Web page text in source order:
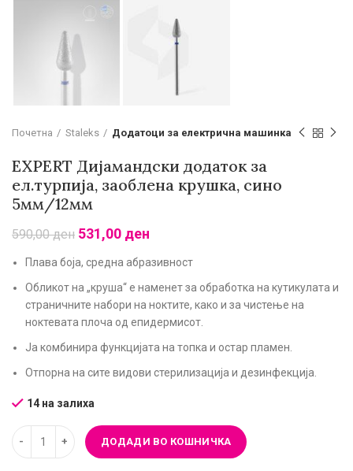
Почетна Staleks Додатоци за електрична машинка
EXPERT Дијамандски додаток за
ел.турпија, заоблена крушка, сино
5мм/12мм
590,00ден 531,00 ден
Плава боја, средна абразивност
Обликот на „круша“ е наменет за обработка на кутикулата и
страничните набори на ноктите, како и за чистење на
ноктевата плоча од епидермисот.
Ја комбинира функцијата на топка и остар пламен.
Отпорна на сите видови стерилизација и дезинфекција.
14 на залиха
ДОДАДИ ВО КОШНИЧКА